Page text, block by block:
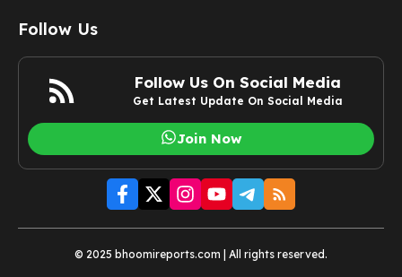
Follow Us
Follow Us On Social Media
Get Latest Update On Social Media
Join Now
© 2025 bhoomireports.com | All rights reserved.